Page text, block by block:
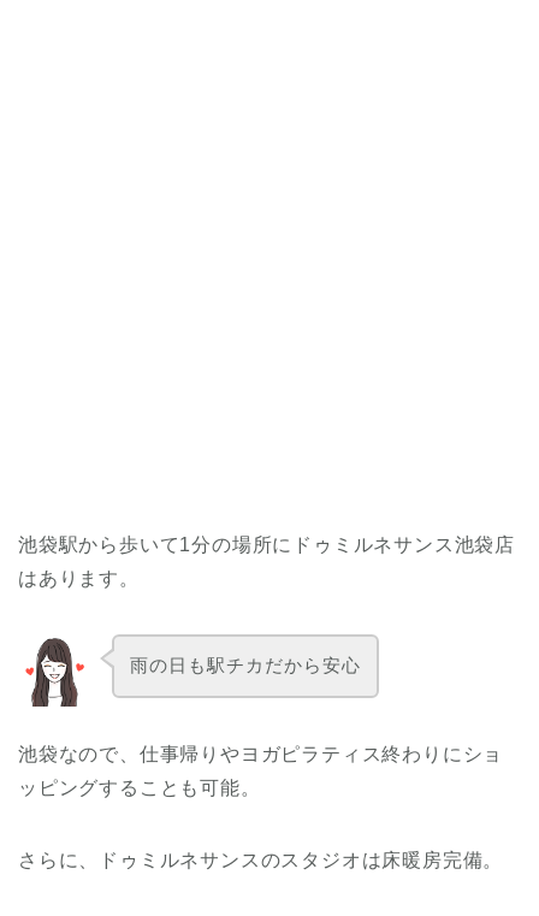
池袋駅から歩いて1分の場所にドゥミルネサンス池袋店
はあります。
雨の日も駅チカだから安心
池袋なので、仕事帰りやヨガピラティス終わりにショ
ッピングすることも可能。
さらに、ドゥミルネサンスのスタジオは床暖房完備。